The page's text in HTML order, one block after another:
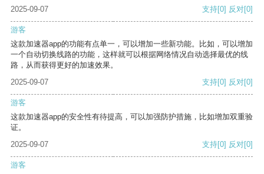
2025-09-07 支持[0] 反对[0]
游客
这款加速器app的功能有点单一，可以增加一些新功能。比如，可以增加
一个自动切换线路的功能，这样就可以根据网络情况自动选择最优的线
路，从而获得更好的加速效果。
2025-09-07
支持[0] 反对[0]
游客
这款加速器app的安全性有待提高，可以加强防护措施，比如增加双重验
证。
2025-09-07
支持[0] 反对[0]
游客